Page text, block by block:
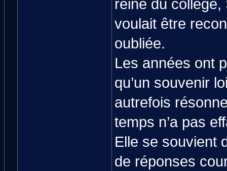
reine du collège,
voulait être
oubliée.
Les années ont
qu’un souvenir
autrefois
temps n’a pas
Elle se souvient
de réponses